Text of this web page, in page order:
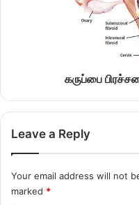
கருப்பை
Leave a Reply
Your email address will not
marked *